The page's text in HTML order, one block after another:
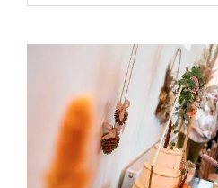
GEZOCHT
PRACHTIGE
TROUWFOTO’S